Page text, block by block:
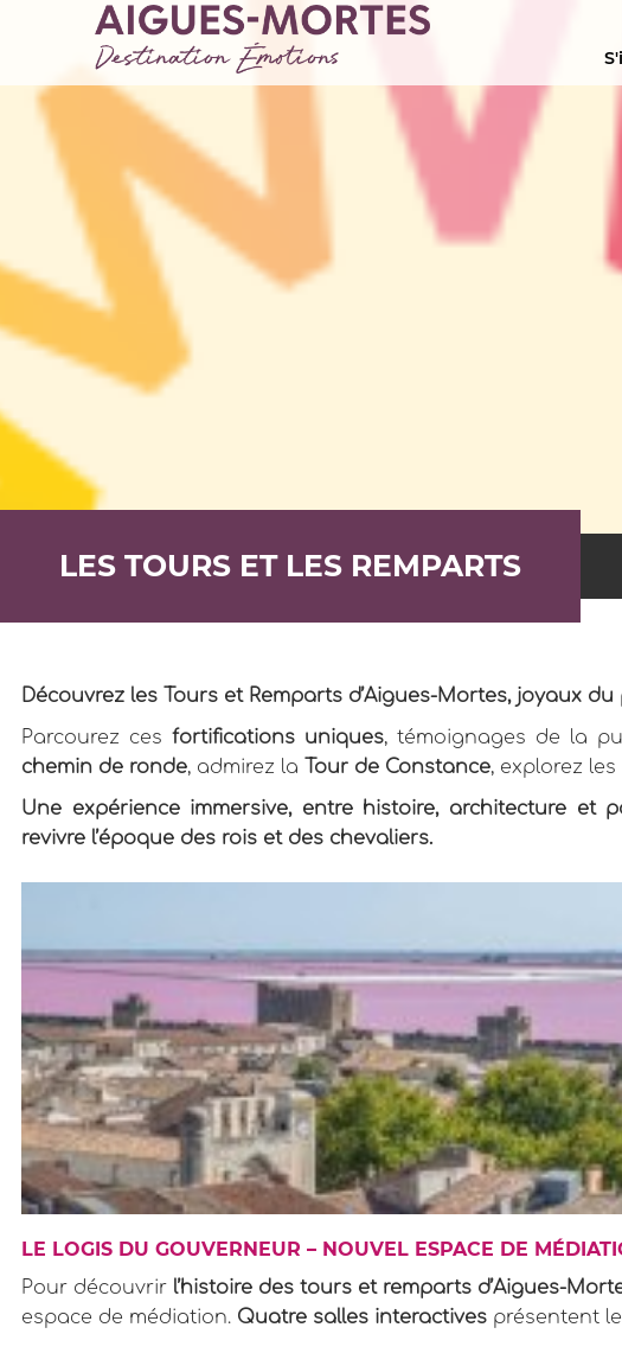
LES TOURS ET LES REMPARTS
Découvrez les Tours et Remparts d’Aigues-Mortes, joyaux
Parcourez ces fortifications uniques, témoignages de la
chemin de ronde, admirez la Tour de Constance, explorez les
Une expérience immersive, entre histoire, architecture et
revivre l’époque des rois et des chevaliers.
LE LOGIS DU GOUVERNEUR – NOUVEL ESPACE DE
Pour découvrir l’histoire des tours et remparts d’Aigues-
espace de médiation. Quatre salles interactives présentent